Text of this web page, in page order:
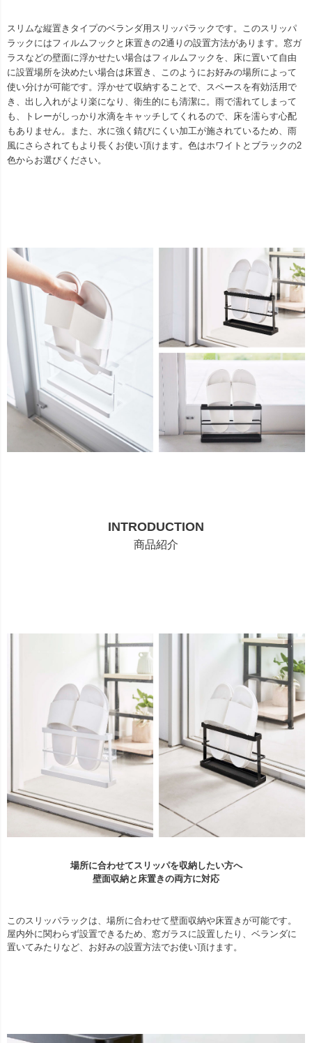
スリムな縦置きタイプのベランダ用スリッパラックです。このスリッパ
ラックにはフィルムフックと床置きの2通りの設置方法があります。窓ガ
ラスなどの壁面に浮かせたい場合はフィルムフックを、床に置いて自由
に設置場所を決めたい場合は床置き、このようにお好みの場所によって
使い分けが可能です。浮かせて収納することで、スペースを有効活用で
き、出し入れがより楽になり、衛生的にも清潔に。雨で濡れてしまって
も、トレーがしっかり水滴をキャッチしてくれるので、床を濡らす心配
もありません。また、水に強く錆びにくい加工が施されているため、雨
風にさらされてもより長くお使い頂けます。色はホワイトとブラックの2
色からお選びください。
INTRODUCTION
商品紹介
場所に合わせてスリッパを収納したい方へ
壁面収納と床置きの両方に対応
このスリッパラックは、場所に合わせて壁面収納や床置きが可能です。
屋内外に関わらず設置できるため、窓ガラスに設置したり、ベランダに
置いてみたりなど、お好みの設置方法でお使い頂けます。